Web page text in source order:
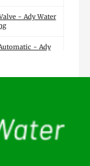
- Ady Water
- Ady
- Ady Water
Water Dapat